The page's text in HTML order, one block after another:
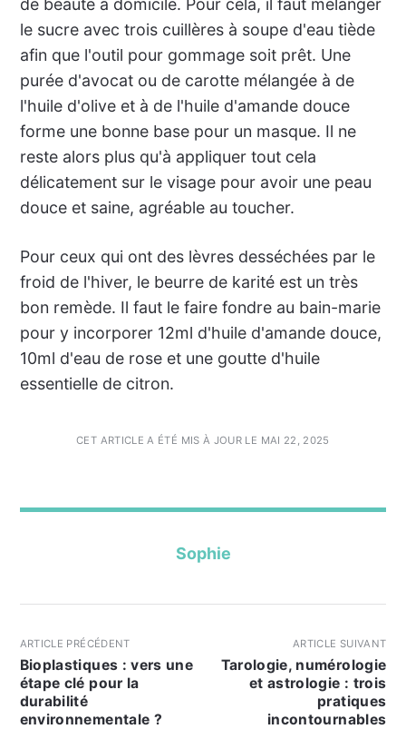
de beauté à domicile. Pour cela, il faut mélanger
le sucre avec trois cuillères à soupe d'eau tiède
afin que l'outil pour gommage soit prêt. Une
purée d'avocat ou de carotte mélangée à de
l'huile d'olive et à de l'huile d'amande douce
forme une bonne base pour un masque. Il ne
reste alors plus qu'à appliquer tout cela
délicatement sur le visage pour avoir une peau
douce et saine, agréable au toucher.
Pour ceux qui ont des lèvres desséchées par le
froid de l'hiver, le beurre de karité est un très
bon remède. Il faut le faire fondre au bain-marie
pour y incorporer 12ml d'huile d'amande douce,
10ml d'eau de rose et une goutte d'huile
essentielle de citron.
CET ARTICLE A ÉTÉ MIS À JOUR LE MAI 22, 2025
Sophie
ARTICLE PRÉCÉDENT
Bioplastiques : vers une
étape clé pour la
durabilité
environnementale ?
ARTICLE SUIVANT
Tarologie, numérologie
et astrologie : trois
pratiques
incontournables